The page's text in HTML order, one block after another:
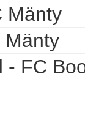
Mänty
Mänty
- FC